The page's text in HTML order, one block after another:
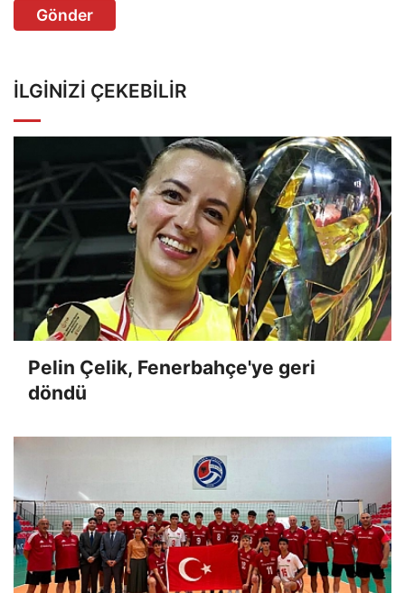
Gönder
İLGINIZI ÇEKEBILIR
Pelin Çelik, Fenerbahçe'ye geri
döndü